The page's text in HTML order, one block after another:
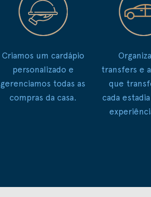
Criamos um cardápio
personalizado e
gerenciamos todas as
compras da casa.
transfers e
que
cada